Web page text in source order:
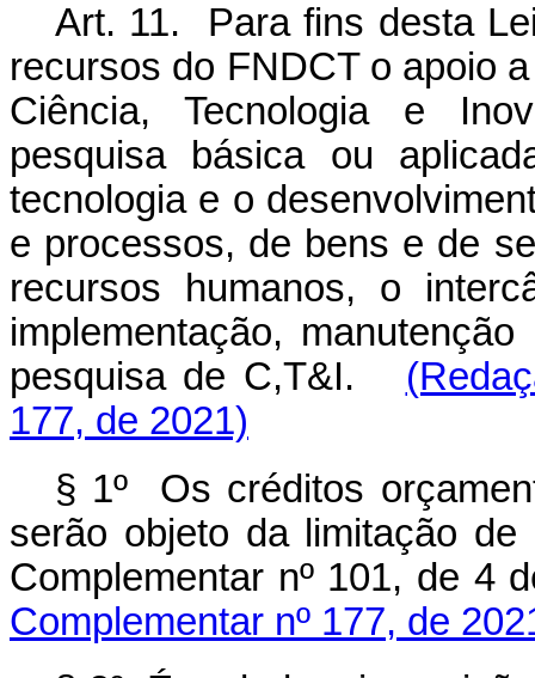
Art. 11. Para fins desta
recursos do FNDCT o apoio
Ciência, Tecnologia e
pesquisa básica ou
tecnologia e o
e processos, de bens e de
recursos humanos, o
implementação,
pesquisa de C,T&I.
177, de 2021)
§ 1º Os créditos
serão objeto da limitação
Complementar nº 101, de 4
Complementar nº 177, de